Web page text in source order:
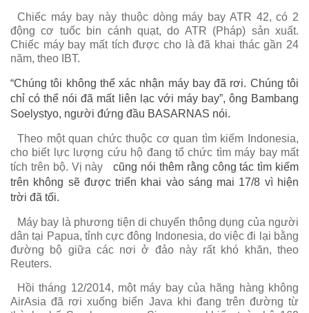
Chiếc máy bay này thuộc dòng máy bay ATR 42, có 2
động cơ tuốc bin cánh quạt, do ATR (Pháp) sản xuất.
Chiếc máy bay mất tích được cho là đã khai thác gần 24
năm, theo IBT.
“Chúng tôi không thể xác nhận máy bay đã rơi. Chúng tôi
chỉ có thể nói đã mất liên lạc với máy bay”, ông Bambang
Soelystyo, người đứng đầu BASARNAS nói.
Theo một quan chức thuộc cơ quan tìm kiếm Indonesia,
cho biết lực lượng cứu hộ đang tổ chức tìm máy bay mất
tích trên bộ. Vị này
cũng nói thêm rằng công tác tìm kiếm
trên không sẽ được triển khai vào sáng mai 17/8 vì hiện
trời đã tối.
Máy bay là phương tiện di chuyển thông dụng của người
dân tại Papua, tỉnh cực đông Indonesia, do việc đi lại bằng
đường bộ giữa các nơi ở đảo này rất khó khăn, theo
Reuters.
Hồi tháng 12/2014, một máy bay của hãng hàng không
AirAsia đã rơi xuống biển Java khi đang trên đường từ